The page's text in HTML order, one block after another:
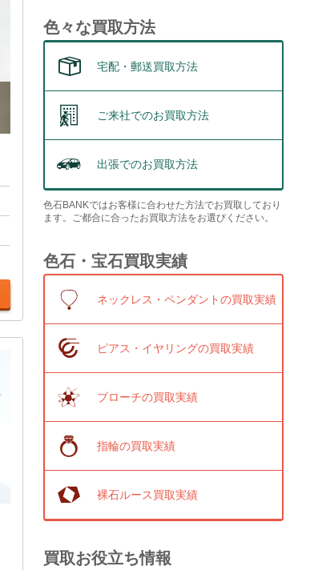
色々な買取方法
宅配・郵送買取方法
ご来社でのお買取方法
出張でのお買取方法
色石BANKではお客様に合わせた方法でお買取しており
ます。ご都合に合ったお買取方法をお選びください。
色石・宝石買取実績
ネックレス・ペンダントの買取実績
ピアス・イヤリングの買取実績
ブローチの買取実績
指輪の買取実績
裸石ルース買取実績
買取お役立ち情報